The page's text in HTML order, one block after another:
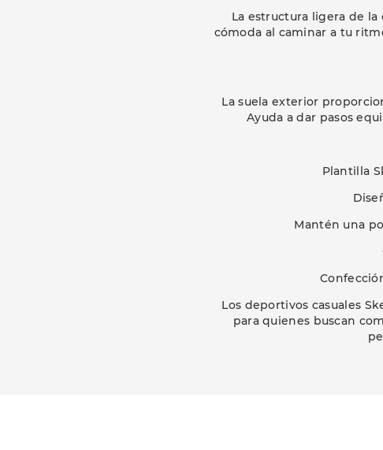
La estructura ligera de la
cómoda al caminar a tu
La suela exterior
Ayuda a dar pasos
Plantilla
Mantén una
Los deportivos casuales
para quienes buscan